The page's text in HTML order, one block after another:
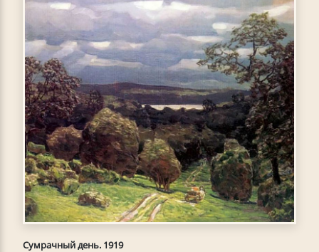
Сумрачный день. 1919